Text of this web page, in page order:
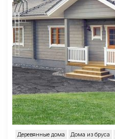
Деревянные дома Дома из бруса